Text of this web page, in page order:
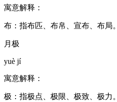
寓意解释：
布：指布匹、布帛、宣布、布局。
月极
yuè jí
寓意解释：
极：指极点、极限、极致、极力。